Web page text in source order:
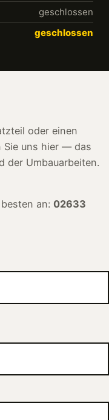
geschlossen
geschlossen
oder einen
Sie uns hier — das
der Umbauarbeiten.
an: 02633